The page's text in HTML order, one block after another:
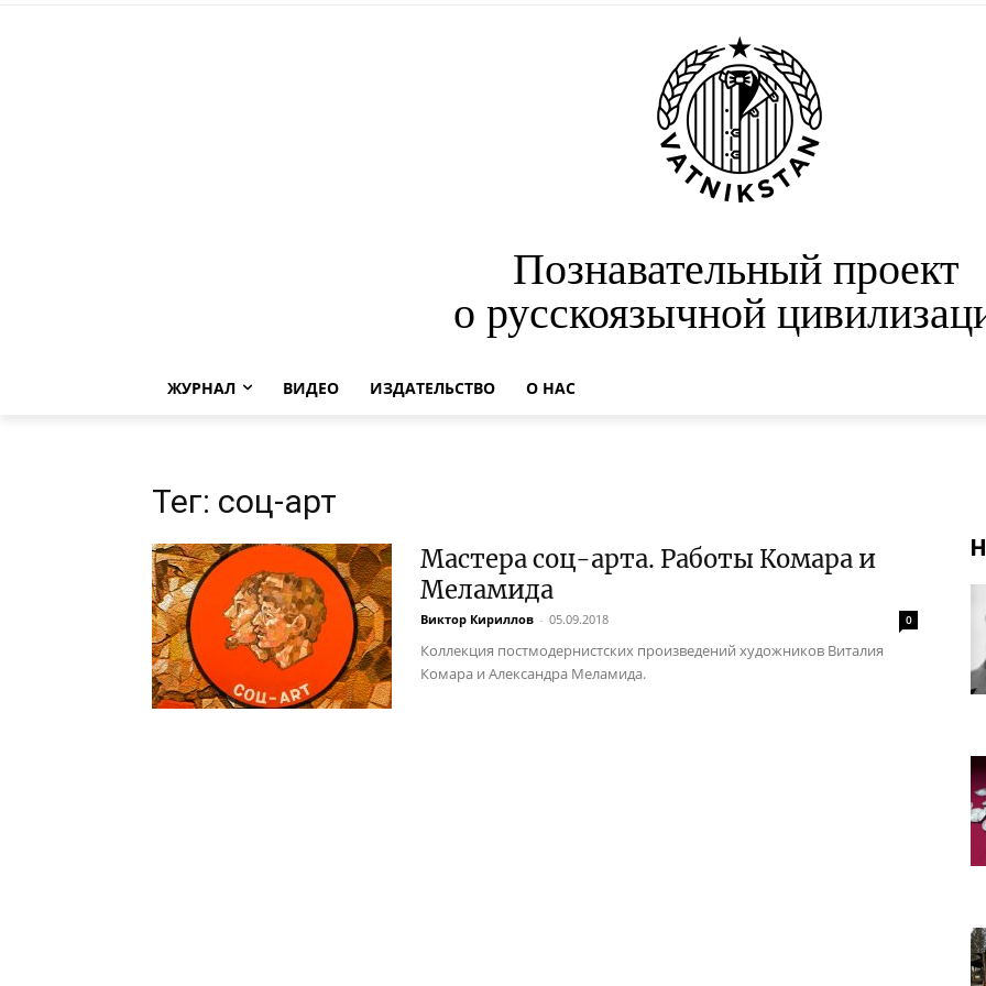
Познавательный проект
о русскоязычной
ЖУРНАЛ ВИДЕО ИЗДАТЕЛЬСТВО О НАС
Тег: соц-арт
Мастера соц-арта. Работы Комара и
Меламида
Виктор Кириллов - 05.09.2018 0
Коллекция постмодернистских произведений художников Виталия
Комара и Александра Меламида.